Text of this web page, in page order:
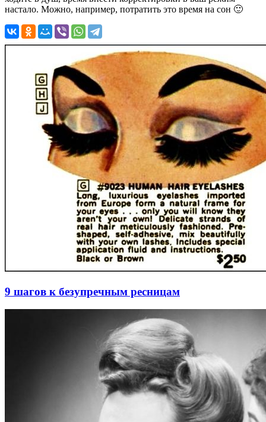
настало. Можно, например, потратить это время на сон 🙂
9 шагов к безупречным ресницам